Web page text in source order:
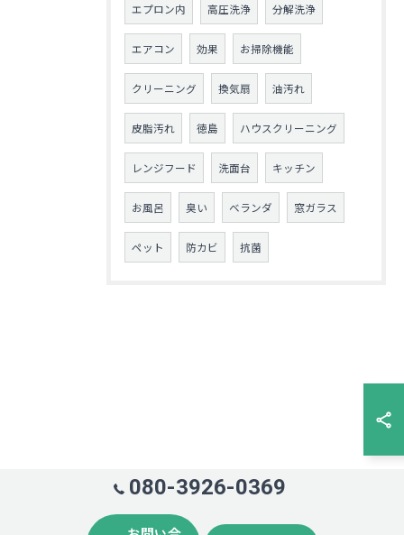
エプロン内 高圧洗浄 分解洗浄
エアコン 効果 お掃除機能
クリーニング 換気扇 油汚れ
皮脂汚れ 徳島 ハウスクリーニング
レンジフード 洗面台 キッチン
お風呂 臭い ベランダ 窓ガラス
ペット 防カビ 抗菌
080-3926-0369